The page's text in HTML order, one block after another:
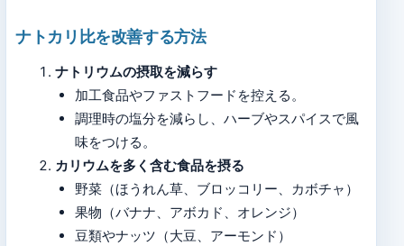
ナトカリ比を改善する方法
ナトリウムの摂取を減らす
加工食品やファストフードを控える。
調理時の塩分を減らし、ハーブやスパイスで風
味をつける。
カリウムを多く含む食品を摂る
野菜（ほうれん草、ブロッコリー、カボチャ）
果物（バナナ、アボカド、オレンジ）
豆類やナッツ（大豆、アーモンド）